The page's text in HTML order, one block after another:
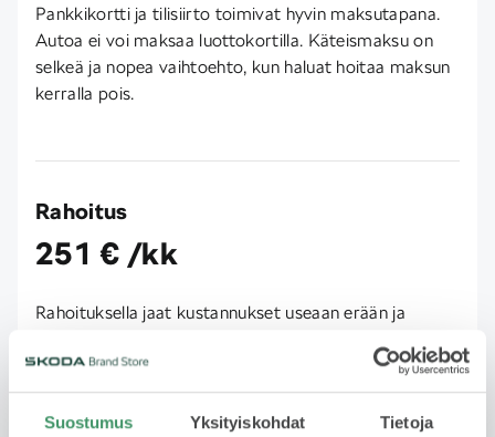
Suostumus Yksityiskohdat Tietoja
Pankkikortti ja tilisiirto toimivat hyvin maksutapana.
Autoa ei voi maksaa luottokortilla. Käteismaksu on
selkeä ja nopea vaihtoehto, kun haluat hoitaa maksun
kerralla pois.
Rahoitus
251 € /kk
Rahoituksella jaat kustannukset useaan erään ja
vaihtoehto, kun et halua maksaa koko summaa
kerralla. Rahoituksen hakeminen on helppoa ja nopea
ja päätöksen saa usein saman tien. Huomioithan, että